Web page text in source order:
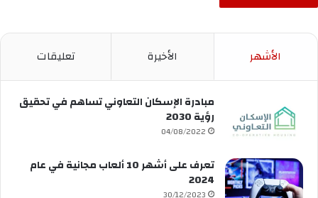
الأشهر الأخيرة تعليقات
مبادرة الإسكان التعاوني تساهم في تحقيق
رؤية 2030
04/08/2022
تعرف على أشهر 10 ألعاب مجانية في عام
2024
30/12/2023